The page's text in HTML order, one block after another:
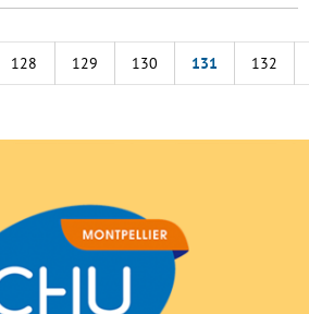
128 129 130 131 132